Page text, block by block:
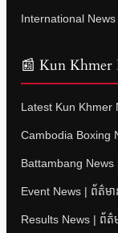
International News |
📰 Kun Khmer
Latest Kun Khmer
Cambodia Boxing
Battambang News
Event News | ព័ត៌មា
Results News | ព័ត៌